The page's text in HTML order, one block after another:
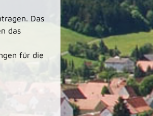
Das
das
für die